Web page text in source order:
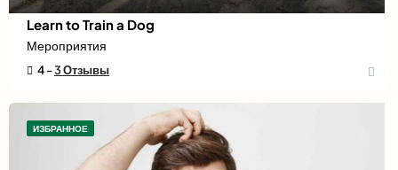
Learn to Train a Dog
Мероприятия
4 -3 Отзывы
ИЗБРАННОЕ